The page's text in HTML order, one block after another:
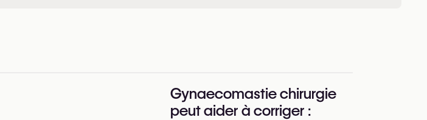
Gynaecomastie chirurgie
peut aider à corriger :